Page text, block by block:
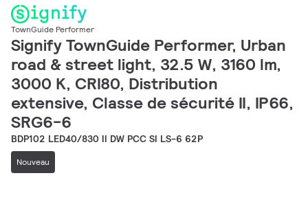
TownGuide Performer
Signify TownGuide Performer, Urban
road & street light, 32.5 W, 3160 lm,
3000 K, CRI80, Distribution
extensive, Classe de sécurité II, IP66,
SRG6-6
BDP102 LED40/830 II DW PCC SI LS-6 62P
Nouveau